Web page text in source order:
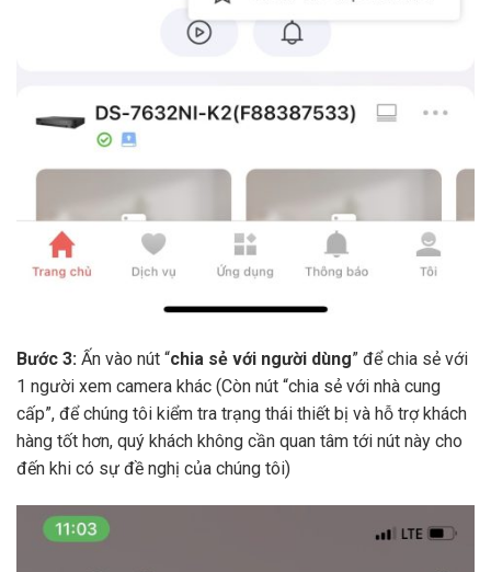
Bước 3: Ấn vào nút “chia sẻ với người dùng” để chia sẻ với
1 người xem camera khác (Còn nút “chia sẻ với nhà cung
cấp”, để chúng tôi kiểm tra trạng thái thiết bị và hỗ trợ khách
hàng tốt hơn, quý khách không cần quan tâm tới nút này cho
đến khi có sự đề nghị của chúng tôi)